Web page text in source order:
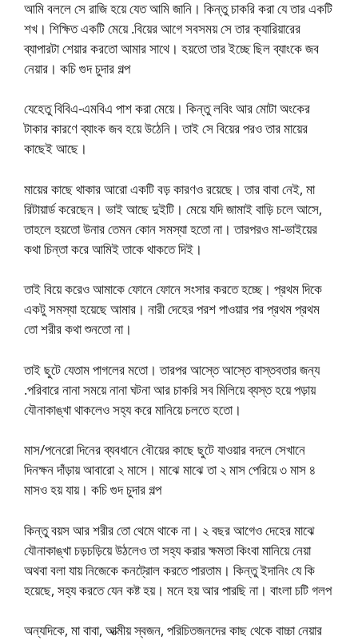
আমি বললে সে রাজি হয়ে যেত আমি জানি। কিন্তু চাকরি করা যে তার একটি
শখ। শিক্ষিত একটি মেয়ে .বিয়ের আগে সবসময় সে তার ক্যারিয়ারের
ব্যাপারটা শেয়ার করতো আমার সাথে। হয়তো তার ইচ্ছে ছিল ব্যাংকে জব
নেয়ার। কচি গুদ চুদার গল্প
যেহেতু বিবিএ-এমবিএ পাশ করা মেয়ে। কিন্তু লবিং আর মোটা অংকের
টাকার কারণে ব্যাংক জব হয়ে উঠেনি। তাই সে বিয়ের পরও তার মায়ের
কাছেই আছে।
মায়ের কাছে থাকার আরো একটি বড় কারণও রয়েছে। তার বাবা নেই, মা
রিটায়ার্ড করেছেন। ভাই আছে দুইটি। মেয়ে যদি জামাই বাড়ি চলে আসে,
তাহলে হয়তো উনার তেমন কোন সমস্যা হতো না। তারপরও মা-ভাইয়ের
কথা চিন্তা করে আমিই তাকে থাকতে দিই।
তাই বিয়ে করেও আমাকে ফোনে ফোনে সংসার করতে হচ্ছে। প্রথম দিকে
একটু সমস্যা হয়েছে আমার। নারী দেহের পরশ পাওয়ার পর প্রথম প্রথম
তো শরীর কথা শুনতো না।
তাই ছুটে যেতাম পাগলের মতো। তারপর আস্তে আস্তে বাস্তবতার জন্য
.পরিবারে নানা সময়ে নানা ঘটনা আর চাকরি সব মিলিয়ে ব্যস্ত হয়ে পড়ায়
যৌনাকাঙ্খা থাকলেও সহ্য করে মানিয়ে চলতে হতো।
মাস/পনেরো দিনের ব্যবধানে বৌয়ের কাছে ছুটে যাওয়ার বদলে সেখানে
দিনক্ষন দাঁড়ায় আবারো ২ মাসে। মাঝে মাঝে তা ২ মাস পেরিয়ে ৩ মাস ৪
মাসও হয় যায়। কচি গুদ চুদার গল্প
কিন্তু বয়স আর শরীর তো থেমে থাকে না। ২ বছর আগেও দেহের মাঝে
যৌনাকাঙ্খা চড়চড়িয়ে উঠলেও তা সহ্য করার ক্ষমতা কিংবা মানিয়ে নেয়া
অথবা বলা যায় নিজেকে কনট্রোল করতে পারতাম। কিন্তু ইদানিং যে কি
হয়েছে, সহ্য করতে যেন কষ্ট হয়। মনে হয় আর পারছি না। বাংলা চটি গলপ
অন্যদিকে, মা বাবা, আত্মীয় স্বজন, পরিচিতজনদের কাছ থেকে বাচ্চা নেয়ার